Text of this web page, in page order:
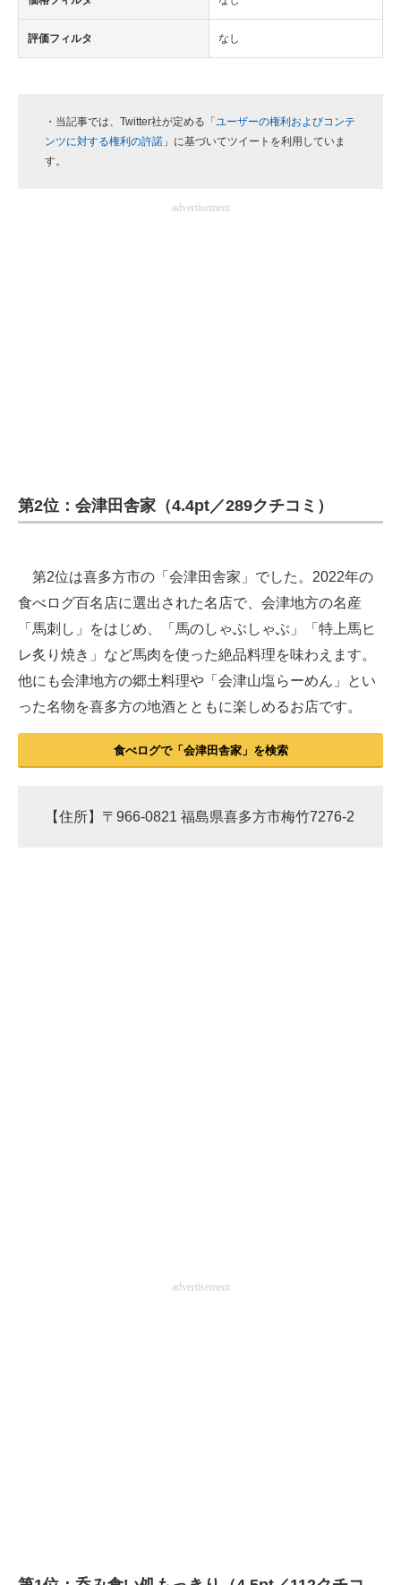
評価フィルタ なし
・当記事では、Twitter社が定める「 ユーザーの権利およびコンテ
ンツに対する権利の許諾 」に基づいてツイートを利用していま
す。
advertisement
第2位：会津田舎家（4.4pt／289クチコミ）
第2位は喜多方市の「会津田舎家」でした。2022年の
食べログ百名店に選出された名店で、会津地方の名産
「馬刺し」をはじめ、「馬のしゃぶしゃぶ」「特上馬ヒ
レ炙り焼き」など馬肉を使った絶品料理を味わえます。
他にも会津地方の郷土料理や「会津山塩らーめん」とい
った名物を喜多方の地酒とともに楽しめるお店です。
食べログで「会津田舎家」を検索
【住所】〒966-0821 福島県喜多方市梅竹7276-2
advertisement